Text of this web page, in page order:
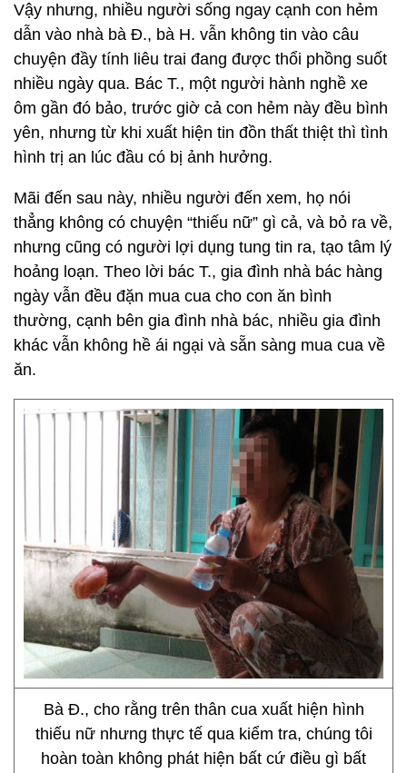
Vậy nhưng, nhiều người sống ngay cạnh con hẻm
dẫn vào nhà bà Đ., bà H. vẫn không tin vào câu
chuyện đầy tính liêu trai đang được thổi phồng suốt
nhiều ngày qua. Bác T., một người hành nghề xe
ôm gần đó bảo, trước giờ cả con hẻm này đều bình
yên, nhưng từ khi xuất hiện tin đồn thất thiệt thì tình
hình trị an lúc đầu có bị ảnh hưởng.
Mãi đến sau này, nhiều người đến xem, họ nói
thẳng không có chuyện “thiếu nữ” gì cả, và bỏ ra về,
nhưng cũng có người lợi dụng tung tin ra, tạo tâm lý
hoảng loạn. Theo lời bác T., gia đình nhà bác hàng
ngày vẫn đều đặn mua cua cho con ăn bình
thường, cạnh bên gia đình nhà bác, nhiều gia đình
khác vẫn không hề ái ngại và sẵn sàng mua cua về
ăn.
Bà Đ., cho rằng trên thân cua xuất hiện hình
thiếu nữ nhưng thực tế qua kiểm tra, chúng tôi
hoàn toàn không phát hiện bất cứ điều gì bất